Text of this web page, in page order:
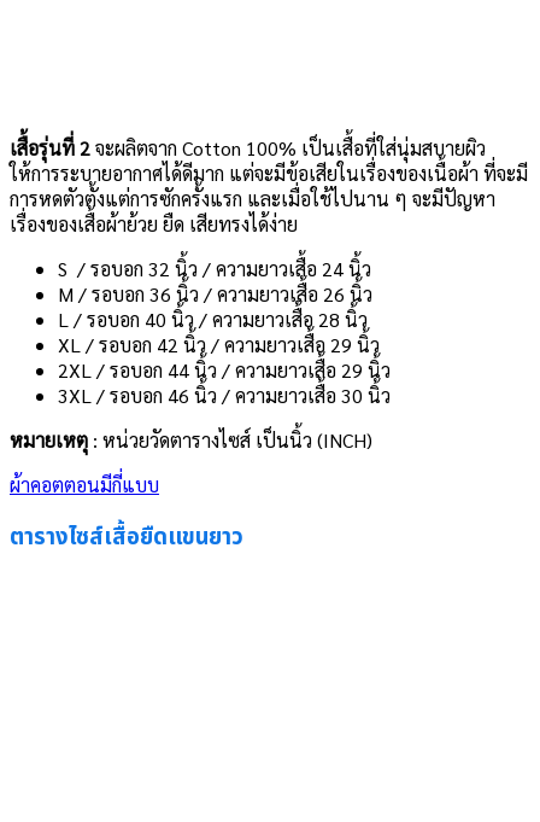
เสื้อรุ่นที่ 2จะผลิตจาก Cotton 100% เป็นเสื้อที่ใส่นุ่มสบายผิว
ให้การระบายอากาศได้ดีมาก แต่จะมีข้อเสียในเรื่องของเนื้อผ้า ที่จะมี
การหดตัวตั้งแต่การซักครั้งแรก และเมื่อใช้ไปนาน ๆ จะมีปัญหา
เรื่องของเสื้อผ้าย้วย ยืด เสียทรงได้ง่าย
S / รอบอก 32 นิ้ว / ความยาวเสื้อ 24 นิ้ว
M / รอบอก 36 นิ้ว / ความยาวเสื้อ 26 นิ้ว
L / รอบอก 40 นิ้ว / ความยาวเสื้อ 28 นิ้ว
XL / รอบอก 42 นิ้ว / ความยาวเสื้อ 29 นิ้ว
2XL / รอบอก 44 นิ้ว / ความยาวเสื้อ 29 นิ้ว
3XL / รอบอก 46 นิ้ว / ความยาวเสื้อ 30 นิ้ว
หมายเหตุ : หน่วยวัดตารางไซส์ เป็นนิ้ว (INCH)
ผ้าคอตตอนมีกี่แบบ
ตารางไซส์เสื้อยืดแขนยาว